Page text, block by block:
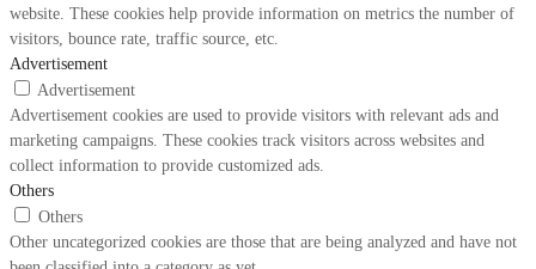
website. These cookies help provide information on metrics the number of
visitors, bounce rate, traffic source, etc.
Advertisement
Advertisement
Advertisement cookies are used to provide visitors with relevant ads and
marketing campaigns. These cookies track visitors across websites and
collect information to provide customized ads.
Others
Others
Other uncategorized cookies are those that are being analyzed and have not